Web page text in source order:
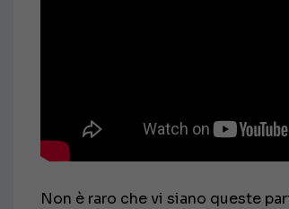
Non è raro che vi siano queste